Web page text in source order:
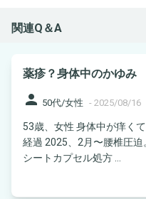
関連Q＆A
薬疹？身体中のかゆみ
person 50代/女性 - 2025/08/16
53歳、女性 身体中が痒く
経過 2025、2月〜腰椎圧
シートカプセル処方 ...